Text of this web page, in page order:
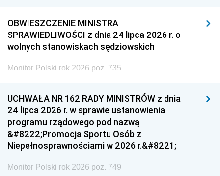
OBWIESZCZENIE MINISTRA
SPRAWIEDLIWOŚCI z dnia 24 lipca 2026 r. o
wolnych stanowiskach sędziowskich
Monitor Polski rok 2026 poz. 735
UCHWAŁA NR 162 RADY MINISTRÓW z dnia
24 lipca 2026 r. w sprawie ustanowienia
programu rządowego pod nazwą
&#8222;Promocja Sportu Osób z
Niepełnosprawnościami w 2026 r.&#8221;
Monitor Polski rok 2026 poz. 749